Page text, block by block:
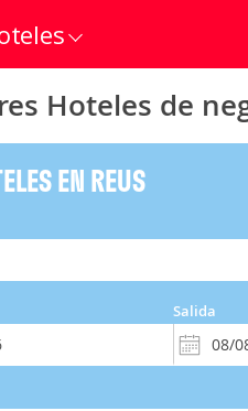
Hoteles de
EN REUS
Salida